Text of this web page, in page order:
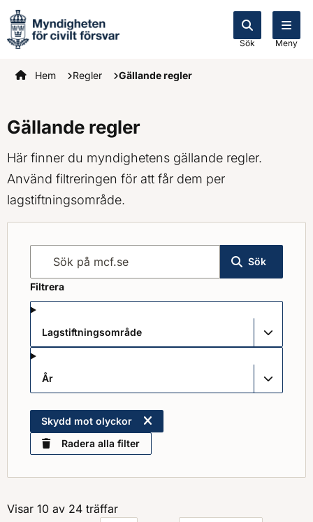
Sök Meny
Startsidan
Hem Regler Gällande regler
Gällande regler
Här finner du myndighetens gällande regler.
Använd filtreringen för att får dem per
lagstiftningsområde.
Sök på mcf.se
Sök
Filtrera
Lagstiftningsområde
År
Skydd mot olyckor
Radera alla filter
Visar 10 av 24 träffar